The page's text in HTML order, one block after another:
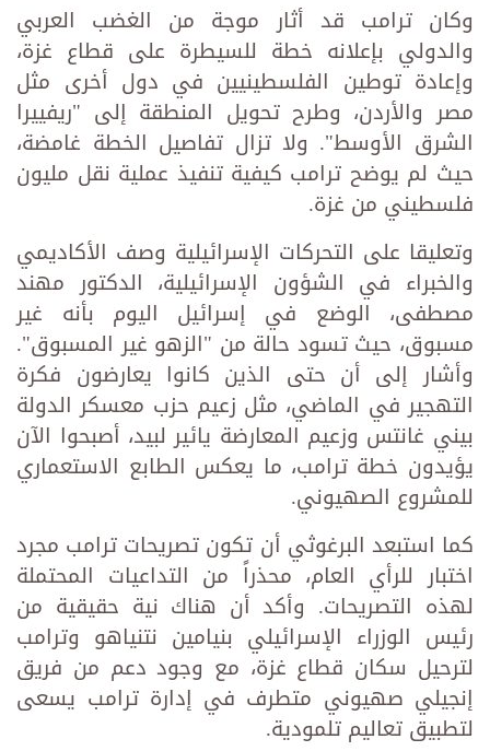
وكان ترامب قد أثار موجة من الغضب العربي
والدولي بإعلانه خطة للسيطرة على قطاع غزة،
وإعادة توطين الفلسطينيين في دول أخرى مثل
مصر والأردن، وطرح تحويل المنطقة إلى "ريفييرا
الشرق الأوسط". ولا تزال تفاصيل الخطة غامضة،
حيث لم يوضح ترامب كيفية تنفيذ عملية نقل مليون
فلسطيني من غزة.
وتعليقا على التحركات الإسرائيلية وصف الأكاديمي
والخبراء في الشؤون الإسرائيلية، الدكتور مهند
مصطفى، الوضع في إسرائيل اليوم بأنه غير
مسبوق، حيث تسود حالة من "الزهو غير المسبوق".
وأشار إلى أن حتى الذين كانوا يعارضون فكرة
التهجير في الماضي، مثل زعيم حزب معسكر الدولة
بيني غانتس وزعيم المعارضة يائير لبيد، أصبحوا الآن
يؤيدون خطة ترامب، ما يعكس الطابع الاستعماري
للمشروع الصهيوني.
كما استبعد البرغوثي أن تكون تصريحات ترامب مجرد
اختبار للرأي العام، محذراً من التداعيات المحتملة
لهذه التصريحات. وأكد أن هناك نية حقيقية من
رئيس الوزراء الإسرائيلي بنيامين نتنياهو وترامب
لترحيل سكان قطاع غزة، مع وجود دعم من فريق
إنجيلي صهيوني متطرف في إدارة ترامب يسعى
لتطبيق تعاليم تلمودية.